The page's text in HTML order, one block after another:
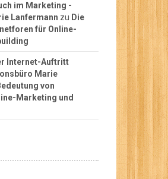
im Marketing -
Lanfermann zu Die
für Online-
Internet-Auftritt
Marie
von
Marketing und